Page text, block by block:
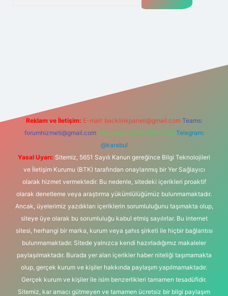
Reklam ve İletişim: E-mail: backlinkpaneli@gmail.com Teams:
forumhizmeti@gmail.com Whatsapp: 0262 606 0 726 Telegram:
@karabul
Yasal Uyarı: Sitemiz, 5651 Sayılı Kanun gereğince Bilgi Teknolojileri
ve İletişim Kurumu (BTK) tarafından onaylanmış bir Yer Sağlayıcı
olarak hizmet vermektedir. Bu nedenle, sitedeki içerikleri proaktif
olarak denetleme veya araştırma yükümlülüğümüz bulunmamaktadır.
Ancak, üyelerimiz yazdıkları içeriklerin sorumluluğunu taşımakta olup,
siteye üye olarak bu sorumluluğu kabul etmiş sayılırlar. Bu internet
sitesi, herhangi bir marka, kurum veya şahıs şirketi ile hiçbir bağlantısı
bulunmamaktadır. Sitede yalnızca kendi hazırladığımız makaleler
paylaşılmaktadır. Burada yer alan içerikler haber niteliği taşımamakta
olup, gerçek kurum ve kişiler hakkında paylaşım yapılmamaktadır.
Gerçek kurum ve kişiler ile isim benzerlikleri tamamen tesadüfidir.
Sitemiz, kar amacı gütmeyen ve tamamen ücretsiz bir bilgi paylaşım